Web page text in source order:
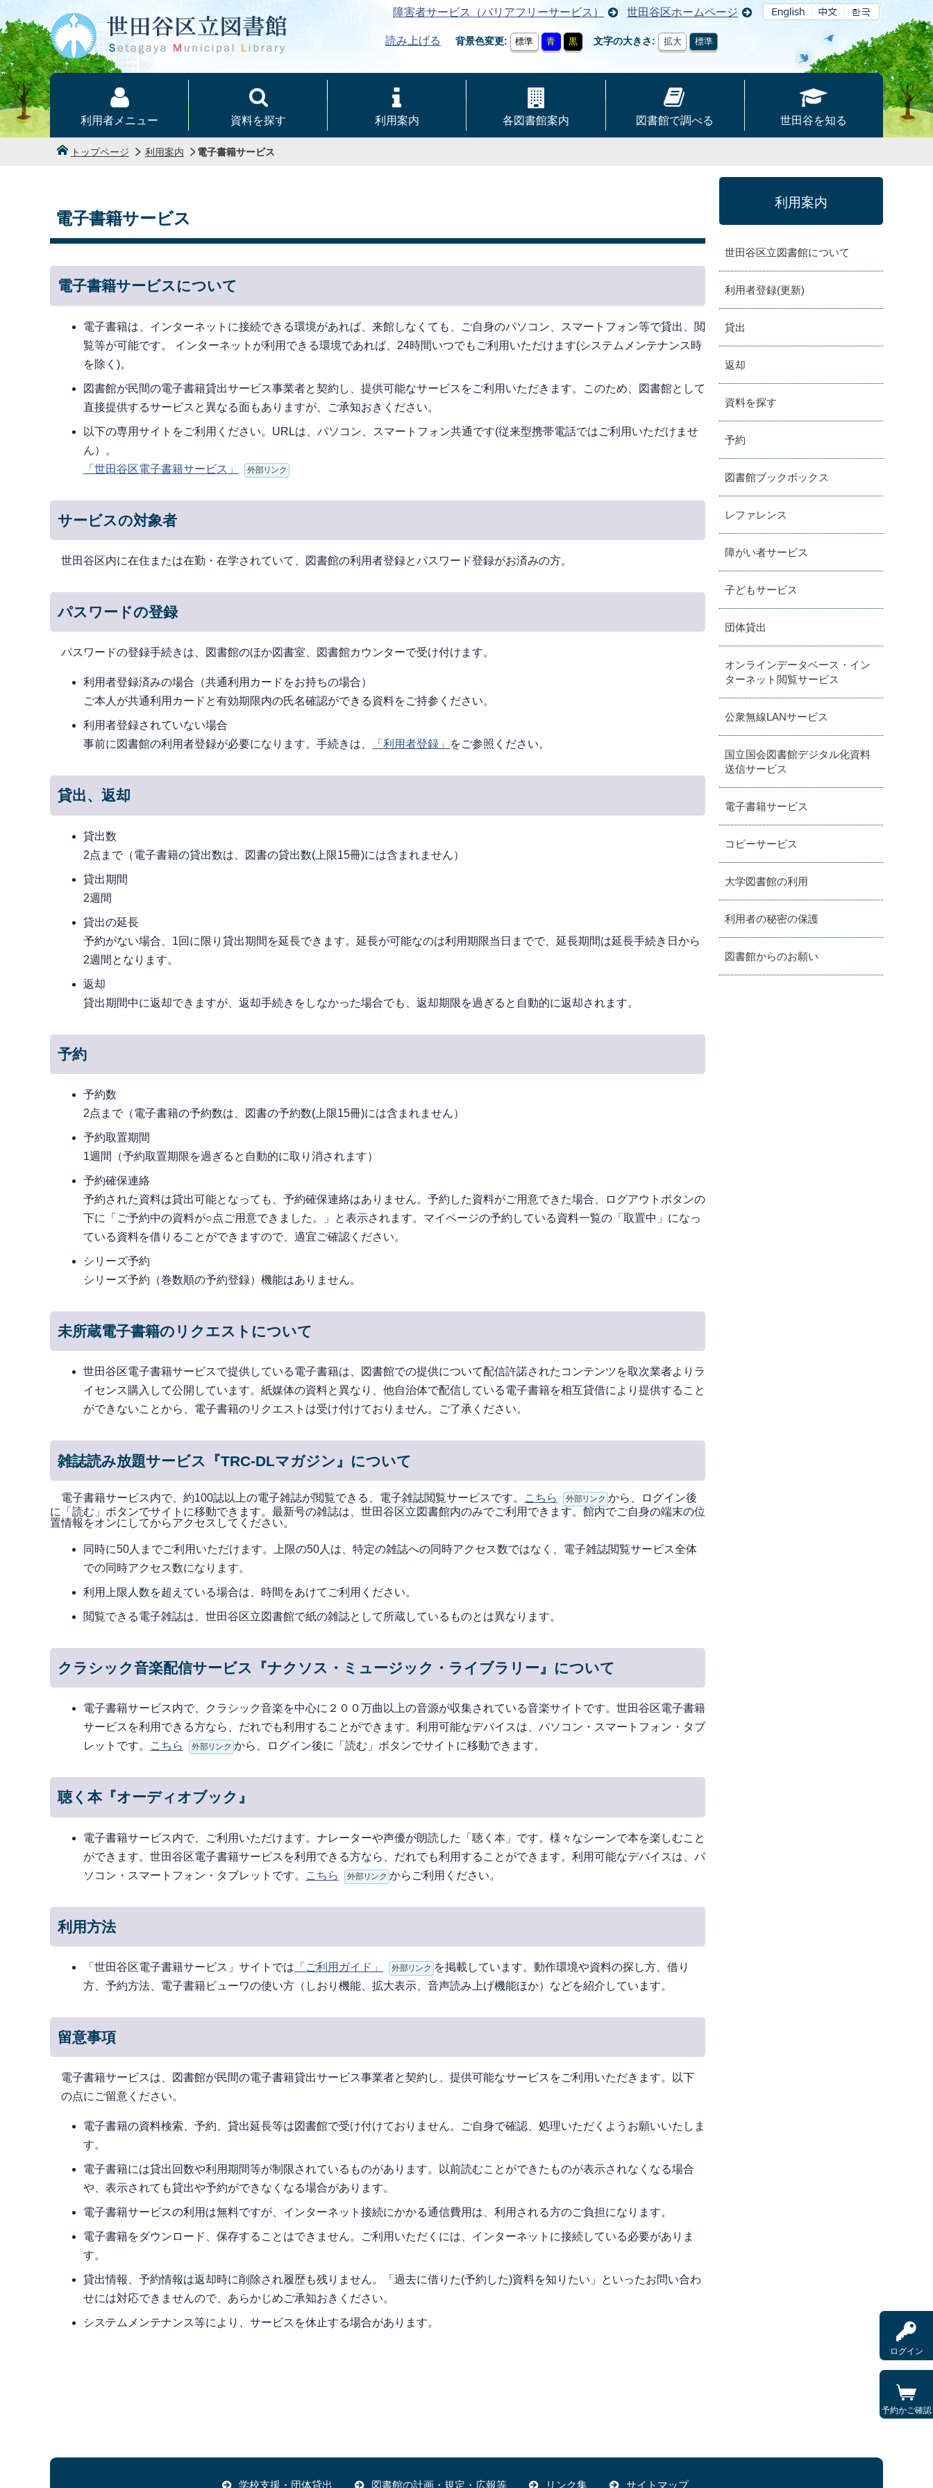
本文へ
障害者サービス（バリアフリーサービス） 世田谷区ホームページ
読み上げる 背景色変更 標準 青 黒 文字の大きさ 拡大 標準
ログイン
予約かご確認
利用者メニュー 資料を探す 利用案内 各図書館案内 図書館で調べる 世田谷を知る
トップページ 利用案内 電子書籍サービス
電子書籍サービス
電子書籍サービスについて
電子書籍は、インターネットに接続できる環境があれば、来館しなくても、ご自身のパソコン、スマートフォン等で貸出、閲
覧等が可能です。 インターネットが利用できる環境であれば、24時間いつでもご利用いただけます(システムメンテナンス時
を除く)。
図書館が民間の電子書籍貸出サービス事業者と契約し、提供可能なサービスをご利用いただきます。このため、図書館として
直接提供するサービスと異なる面もありますが、ご承知おきください。
以下の専用サイトをご利用ください。URLは、パソコン、スマートフォン共通です(従来型携帯電話ではご利用いただけませ
ん）。
「世田谷区電子書籍サービス」
外部リンク
サービスの対象者
世田谷区内に在住または在勤・在学されていて、図書館の利用者登録とパスワード登録がお済みの方。
パスワードの登録
パスワードの登録手続きは、図書館のほか図書室、図書館カウンターで受け付けます。
利用者登録済みの場合（共通利用カードをお持ちの場合）
ご本人が共通利用カードと有効期限内の氏名確認ができる資料をご持参ください。
利用者登録されていない場合
事前に図書館の利用者登録が必要になります。手続きは、
「利用者登録」 をご参照ください。
貸出、返却
貸出数
2点まで（電子書籍の貸出数は、図書の貸出数(上限15冊)には含まれません）
貸出期間
2週間
貸出の延長
予約がない場合、1回に限り貸出期間を延長できます。延長が可能なのは利用期限当日までで、延長期間は延長手続き日から
2週間となります。
返却
貸出期間中に返却できますが、返却手続きをしなかった場合でも、返却期限を過ぎると自動的に返却されます。
予約
予約数
2点まで（電子書籍の予約数は、図書の予約数(上限15冊)には含まれません）
予約取置期間
1週間（予約取置期限を過ぎると自動的に取り消されます）
予約確保連絡
予約された資料は貸出可能となっても、予約確保連絡はありません。予約した資料がご用意できた場合、ログアウトボタンの
下に「ご予約中の資料が○点ご用意できました。」と表示されます。マイページの予約している資料一覧の「取置中」になっ
ている資料を借りることができますので、適宜ご確認ください。
シリーズ予約
シリーズ予約（巻数順の予約登録）機能はありません。
未所蔵電子書籍のリクエストについて
世田谷区電子書籍サービスで提供している電子書籍は、図書館での提供について配信許諾されたコンテンツを取次業者よりラ
イセンス購入して公開しています。紙媒体の資料と異なり、他自治体で配信している電子書籍を相互貸借により提供すること
ができないことから、電子書籍のリクエストは受け付けておりません。ご了承ください。
雑誌読み放題サービス『TRC-DLマガジン』について
電子書籍サービス内で、約100誌以上の電子雑誌が閲覧できる、電子雑誌閲覧サービスです。 こちら 外部リンク から、ログイン後
に「読む」ボタンでサイトに移動できます。最新号の雑誌は、世田谷区立図書館内のみでご利用できます。館内でご自身の端末の位
置情報をオンにしてからアクセスしてください。
同時に50人までご利用いただけます。上限の50人は、特定の雑誌への同時アクセス数ではなく、電子雑誌閲覧サービス全体
での同時アクセス数になります。
利用上限人数を超えている場合は、時間をあけてご利用ください。
閲覧できる電子雑誌は、世田谷区立図書館で紙の雑誌として所蔵しているものとは異なります。
クラシック音楽配信サービス『ナクソス・ミュージック・ライブラリー』について
電子書籍サービス内で、クラシック音楽を中心に２００万曲以上の音源が収集されている音楽サイトです。世田谷区電子書籍
サービスを利用できる方なら、だれでも利用することができます。利用可能なデバイスは、パソコン・スマートフォン・タブ
レットです。
こちら 外部リンク から、ログイン後に「読む」ボタンでサイトに移動できます。
聴く本『オーディオブック』
電子書籍サービス内で、ご利用いただけます。ナレーターや声優が朗読した「聴く本」です。様々なシーンで本を楽しむこと
ができます。世田谷区電子書籍サービスを利用できる方なら、だれでも利用することができます。利用可能なデバイスは、パ
ソコン・スマートフォン・タブレットです。
こちら 外部リンク からご利用ください。
利用方法
「世田谷区電子書籍サービス」サイトでは 「ご利用ガイド」 外部リンク を掲載しています。動作環境や資料の探し方、借り
方、予約方法、電子書籍ビューワの使い方（しおり機能、拡大表示、音声読み上げ機能ほか）などを紹介しています。
留意事項
電子書籍サービスは、図書館が民間の電子書籍貸出サービス事業者と契約し、提供可能なサービスをご利用いただきます。以下
の点にご留意ください。
電子書籍の資料検索、予約、貸出延長等は図書館で受け付けておりません。ご自身で確認、処理いただくようお願いいたしま
す。
電子書籍には貸出回数や利用期間等が制限されているものがあります。以前読むことができたものが表示されなくなる場合
や、表示されても貸出や予約ができなくなる場合があります。
電子書籍サービスの利用は無料ですが、インターネット接続にかかる通信費用は、利用される方のご負担になります。
電子書籍をダウンロード、保存することはできません。ご利用いただくには、インターネットに接続している必要がありま
す。
貸出情報、予約情報は返却時に削除され履歴も残りません。「過去に借りた(予約した)資料を知りたい」といったお問い合わ
せには対応できませんので、あらかじめご承知おきください。
システムメンテナンス等により、サービスを休止する場合があります。
利用案内
世田谷区立図書館について
利用者登録(更新)
貸出
返却
資料を探す
予約
図書館ブックボックス
レファレンス
障がい者サービス
子どもサービス
団体貸出
オンラインデータベース・イン
ターネット閲覧サービス
公衆無線LANサービス
国立国会図書館デジタル化資料
送信サービス
電子書籍サービス
コピーサービス
大学図書館の利用
利用者の秘密の保護
図書館からのお願い
学校支援・団体貸出 図書館の計画・規定・広報等 リンク集 サイトマップ